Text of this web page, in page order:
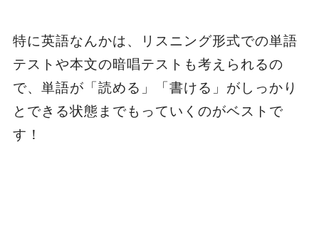
特に英語なんかは、リスニング形式での単語
テストや本文の暗唱テストも考えられるの
で、単語が「読める」「書ける」がしっかり
とできる状態までもっていくのがベストで
す！